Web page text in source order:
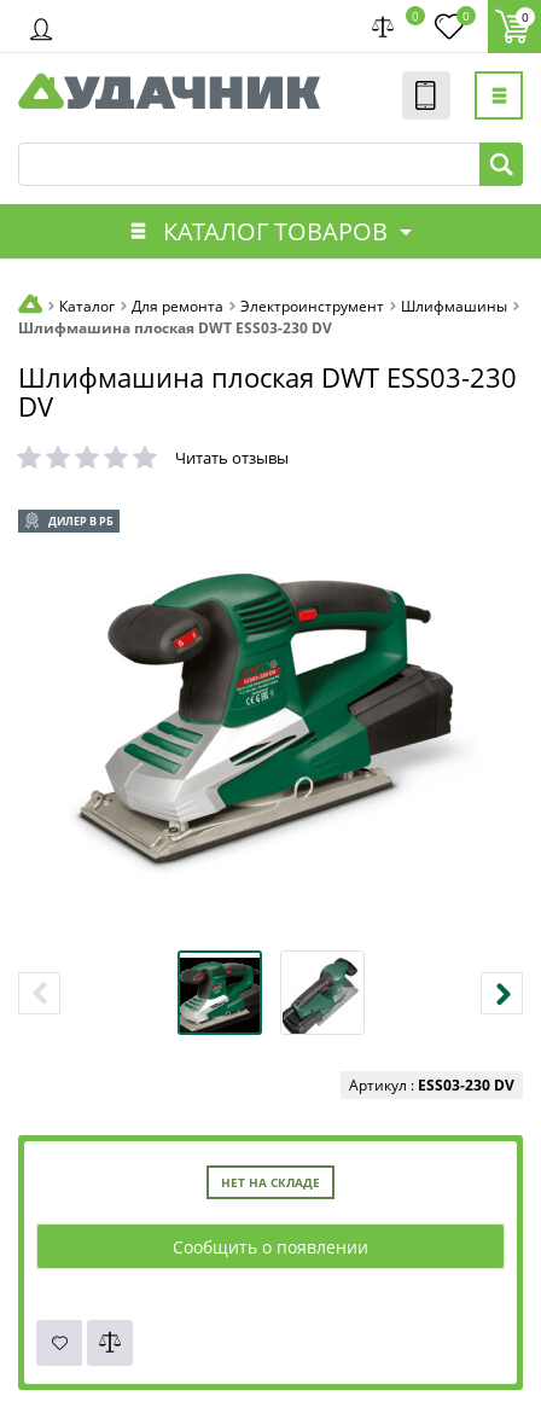
0 0 0
КАТАЛОГ ТОВАРОВ
Каталог Для ремонта Электроинструмент
Шлифмашины
Шлифмашина плоская DWT ESS03-230 DV
Шлифмашина плоская DWT ESS03-230
DV
Читать отзывы
ДИЛЕР В РБ
Артикул : ESS03-230 DV
НЕТ НА СКЛАДЕ
Сообщить о появлении